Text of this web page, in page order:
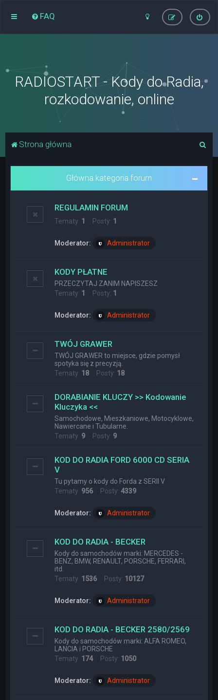
FAQ
RADIOSTART - Kody do Radia,
rozkodowanie, online
Strona główna
Główna kategoria forum
REGULAMIN FORUM
Tematy: 1 Posty: 1
Moderator: Administrator
KODY PŁATNE
PRZECZYTAJ ZANIM NAPISZESZ
Tematy: 1 Posty: 1
Moderator: Administrator
TWÓJ GRAWER
TWÓJ GRAWER to miejsce, gdzie pomysł
spotyka się z precyzją.
Tematy: 18 Posty: 18
DORABIANIE KLUCZY >> Kodowanie
Kluczyka <<
Samochodowe, Mieszkaniowe, Motocyklowe,
Nawiercane i Tubularne.
Tematy: 9 Posty: 9
KOD DO RADIA FORD 6000 CD SERIA
V
Tu pytamy o kody do Forda z SERII V
Tematy: 956 Posty:4339
Moderator: Administrator
KOD DO RADIA - BECKER
Kody do samochodów marki: MERCEDES -
BENZ, BMW, RENAULT, PORSCHE, FERRARI,
itd.
Tematy: 1536 Posty: 10127
Moderator: Administrator
KOD DO RADIA - BECKER 2580/2569
Kody do samochodów marki: ALFA ROMEO,
LANCIA i PORSCHE
Tematy: 174Posty: 1050
Moderator: Administrator